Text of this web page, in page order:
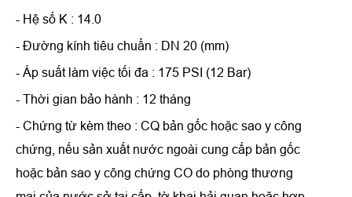
- Hệ số K : 14.0
- Đường kính tiêu chuẩn : DN 20 (mm)
- Áp suất làm việc tối đa : 175 PSI (12 Bar)
- Thời gian bảo hành : 12 tháng
- Chứng từ kèm theo : CQ bản gốc hoặc sao y công
chứng, nếu sản xuất nước ngoài cung cấp bản gốc
hoặc bản sao y công chứng CO do phòng thương